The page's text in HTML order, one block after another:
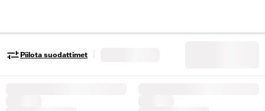
Piilota suodattimet